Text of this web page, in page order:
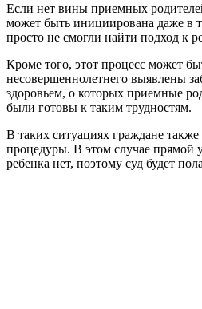
Если нет вины приемных
может быть инициирована даже в
просто не смогли найти подход к
Кроме того, этот процесс может
несовершеннолетнего выявлены
здоровьем, о которых приемные
были готовы к таким трудностям.
В таких ситуациях граждане
процедуры. В этом случае прямой
ребенка нет, поэтому суд будет